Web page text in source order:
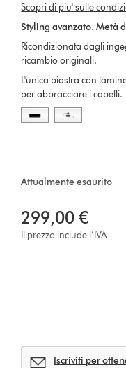
Attualmente esaurito
299,00 €
Il prezzo include l’IVA
Iscriviti per
Scopri di piu' sulle
Styling avanzato. Metà
Ricondizionata dagli
ricambio originali.
L'unica piastra con
per abbracciare i capelli.